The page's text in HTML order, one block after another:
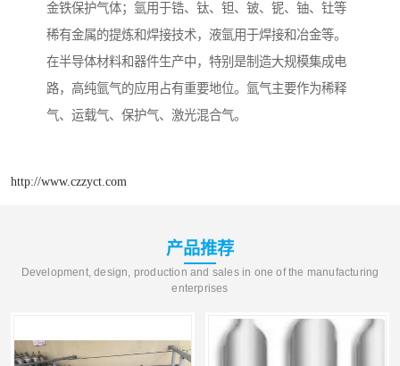
金铁保护气体；氩用于锆、钛、钽、铍、铌、铀、钍等
稀有金属的提炼和焊接技术，液氩用于焊接和冶金等。
在半导体材料和器件生产中，特别是制造大规模集成电
路，高纯氩气的应用占有重要地位。氩气主要作为稀释
气、运载气、保护气、激光混合气。
http://www.czzyct.com
产品推荐
Development, design, production and sales in one of the manufacturing
enterprises